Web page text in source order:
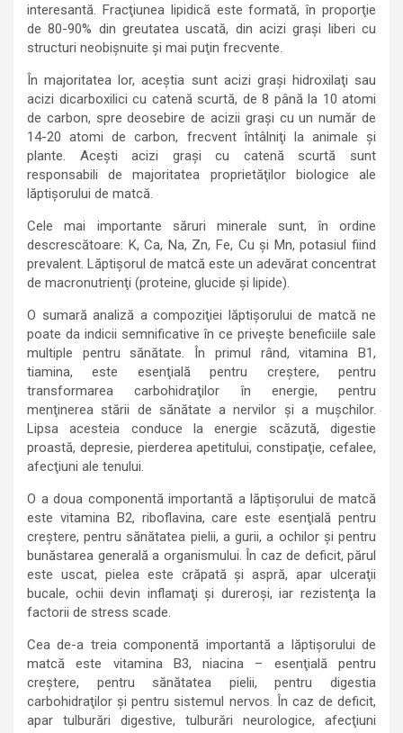
interesantă. Fracţiunea lipidică este formată, în proporţie
de 80-90% din greutatea uscată, din acizi graşi liberi cu
structuri neobişnuite şi mai puţin frecvente.
În majoritatea lor, aceştia sunt acizi graşi hidroxilaţi sau
acizi dicarboxilici cu catenă scurtă, de 8 până la 10 atomi
de carbon, spre deosebire de acizii graşi cu un număr de
14-20 atomi de carbon, frecvent întâlniţi la animale şi
plante. Aceşti acizi graşi cu catenă scurtă sunt
responsabili de majoritatea proprietăţilor biologice ale
lăptişorului de matcă.
Cele mai importante săruri minerale sunt, în ordine
descrescătoare: K, Ca, Na, Zn, Fe, Cu şi Mn, potasiul fiind
prevalent. Lăptişorul de matcă este un adevărat concentrat
de macronutrienţi (proteine, glucide şi lipide).
O sumară analiză a compoziţiei lăptişorului de matcă ne
poate da indicii semnificative în ce priveşte beneficiile sale
multiple pentru sănătate. În primul rând, vitamina B1,
tiamina, este esenţială pentru creştere, pentru
transformarea carbohidraţilor în energie, pentru
menţinerea stării de sănătate a nervilor şi a muşchilor.
Lipsa acesteia conduce la energie scăzută, digestie
proastă, depresie, pierderea apetitului, constipaţie, cefalee,
afecţiuni ale tenului.
O a doua componentă importantă a lăptişorului de matcă
este vitamina B2, riboflavina, care este esenţială pentru
creştere, pentru sănătatea pielii, a gurii, a ochilor şi pentru
bunăstarea generală a organismului. În caz de deficit, părul
este uscat, pielea este crăpată şi aspră, apar ulceraţii
bucale, ochii devin inflamaţi şi dureroşi, iar rezistenţa la
factorii de stress scade.
Cea de-a treia componentă importantă a lăptişorului de
matcă este vitamina B3, niacina – esenţială pentru
creştere, pentru sănătatea pielii, pentru digestia
carbohidraţilor şi pentru sistemul nervos. În caz de deficit,
apar tulburări digestive, tulburări neurologice, afecţiuni